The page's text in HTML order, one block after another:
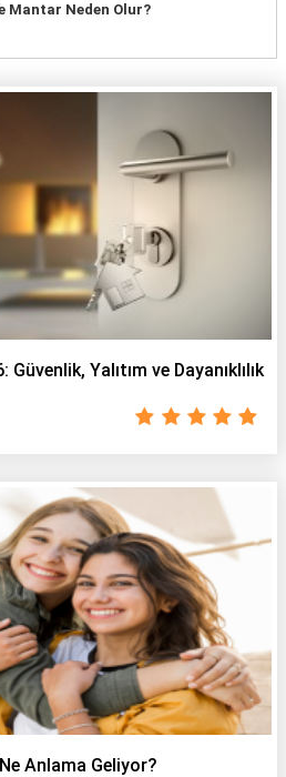
Mantar Neden Olur?
Güvenlik, Yalıtım ve Dayanıklılık
Anlama Geliyor?